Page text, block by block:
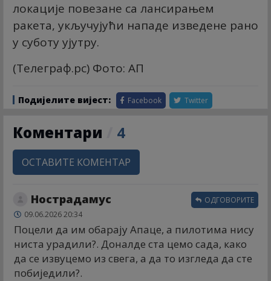
локације повезане са лансирањем
ракета, укључујући нападе изведене рано
у суботу ујутру.
(Телеграф.рс) Фото: АП
Подијелите вијест: Facebook Twitter
Коментари 4
ОСТАВИТЕ КОМЕНТАР
Нострадамус
09.06.2026 20:34
Поцели да им обарају Апаце, а пилотима нису
ниста урадили?. Доналде ста цемо сада, како
да се извуцемо из свега, а да то изгледа да сте
побиједили?.
ОДГОВОРИТЕ